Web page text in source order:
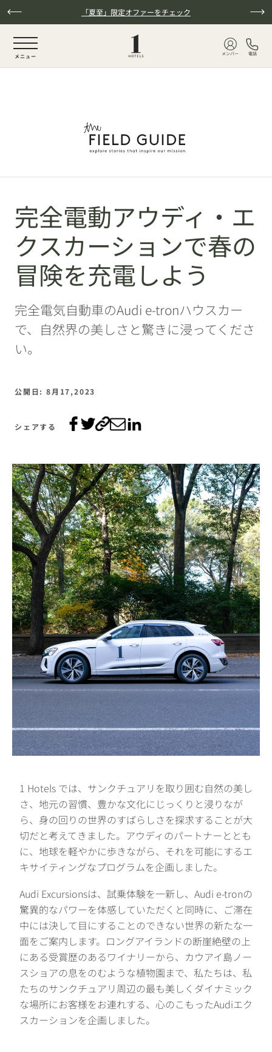
本文へスキップ 「夏至」限定オファーをチェック
NaN / 6
メニュー メンバー 電話
完全電動アウディ・エ
クスカーションで春の
冒険を充電しよう
完全電気自動車のAudi e-tronハウスカー
で、自然界の美しさと驚きに浸ってくださ
い。
公開日: 8月17,2023
シェアする
1 Hotels では、サンクチュアリを取り囲む自然の美し
さ、地元の習慣、豊かな文化にじっくりと浸りなが
ら、身の回りの世界のすばらしさを探求することが大
切だと考えてきました。アウディのパートナーととも
に、地球を軽やかに歩きながら、それを可能にするエ
キサイティングなプログラムを企画しました。
Audi Excursionsは、試乗体験を一新し、Audi e-tronの
驚異的なパワーを体感していただくと同時に、ご滞在
中には決して目にすることのできない世界の新たな一
面をご案内します。ロングアイランドの断崖絶壁の上
にある受賞歴のあるワイナリーから、カウアイ島ノー
スショアの息をのむような植物園まで、私たちは、私
たちのサンクチュアリ周辺の最も美しくダイナミック
な場所にお客様をお連れする、心のこもったAudiエク
スカーションを企画しました。